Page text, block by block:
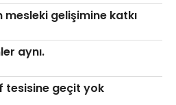
gelişimine katkı
aynı.
tesisine geçit yok